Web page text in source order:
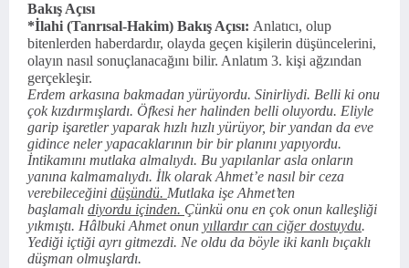
Bakış Açısı
*İlahi (Tanrısal-Hakim) Bakış Açısı: Anlatıcı, olup
bitenlerden haberdardır, olayda geçen kişilerin düşüncelerini,
olayın nasıl sonuçlanacağını bilir. Anlatım 3. kişi ağzından
gerçekleşir.
Erdem arkasına bakmadan yürüyordu. Sinirliydi. Belli ki onu
çok kızdırmışlardı. Öfkesi her halinden belli oluyordu. Eliyle
garip işaretler yaparak hızlı hızlı yürüyor, bir yandan da eve
gidince neler yapacaklarının bir bir planını yapıyordu.
İntikamını mutlaka almalıydı. Bu yapılanlar asla onların
yanına kalmamalıydı. İlk olarak Ahmet’e nasıl bir ceza
verebileceğini düşündü. Mutlaka işe Ahmet’ten
başlamalı diyordu içinden. Çünkü onu en çok onun kalleşliği
yıkmıştı. Hâlbuki Ahmet onun yıllardır can ciğer dostuydu.
Yediği içtiği ayrı gitmezdi. Ne oldu da böyle iki kanlı bıçaklı
düşman olmuşlardı.